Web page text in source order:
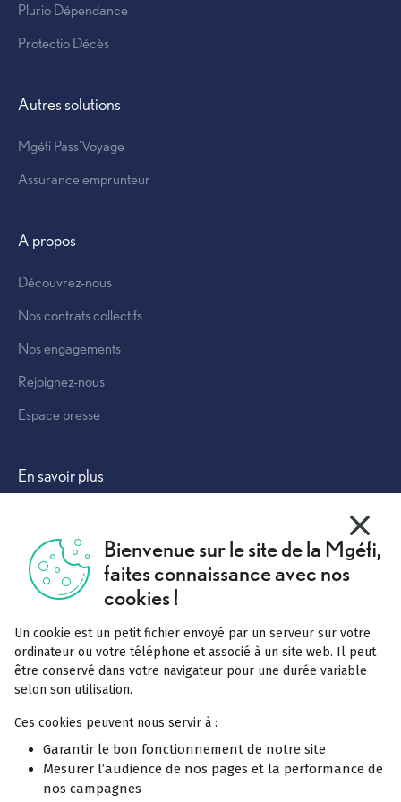
Plurio Dépendance
Protectio Décès
Offre prévoyance
Autres solutions
Mgéfi Pass'Voyage
Assurance emprunteur
Contrat collectif
A propos
Découvrez-nous
Nos contrats collectifs
Nos engagements
Rejoignez-nous
Espace presse
Autres solutions
En savoir plus
Tout comprendre
Complémentaire santé
Pourquoi rejoindre la Mgéfi
Notre service Acceo
Réclamation
En savoir plus
Offres spécifiques
Bienvenue sur le site de la Mgéfi,
faites connaissance avec nos
cookies !
Un cookie est un petit fichier envoyé par un serveur sur votre
ordinateur ou votre téléphone et associé à un site web. Il peut
être conservé dans votre navigateur pour une durée variable
selon son utilisation.
Ces cookies peuvent nous servir à :
Garantir le bon fonctionnement de notre site
Mesurer l’audience de nos pages et la performance de
nos campagnes
X